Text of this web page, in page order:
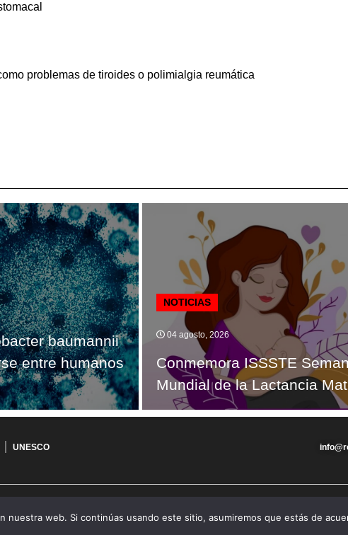
problemas de tiroides o polimialgia reumática
baumannii
entre humanos
NOTICIAS
04 agosto, 2026
Conmemora ISSSTE
Mundial de la Lactancia
UNESCO
nuestra web. Si continúas usando este sitio, asumiremos que estás de